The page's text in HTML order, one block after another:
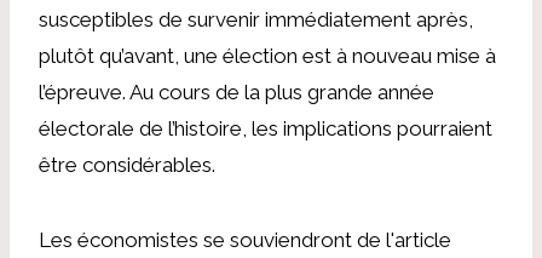
susceptibles de survenir immédiatement après,
plutôt qu’avant, une élection est à nouveau mise à
l’épreuve. Au cours de la plus grande année
électorale de l’histoire, les implications pourraient
être considérables.
Les économistes se souviendront de l'article